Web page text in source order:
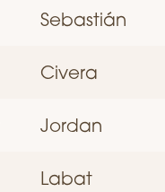
Sebastián
Civera
Jordan
Labat